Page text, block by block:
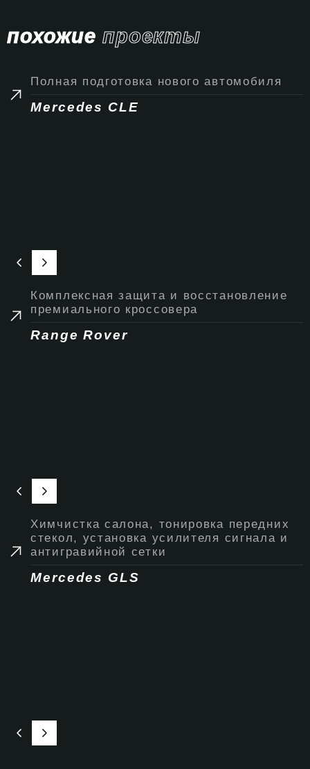
похожие проекты
Полная подготовка нового автомобиля
Mercedes CLE
Комплексная защита и восстановление
премиального кроссовера
Range Rover
Химчистка салона, тонировка передних
стекол, установка усилителя сигнала и
антигравийной сетки
Mercedes GLS